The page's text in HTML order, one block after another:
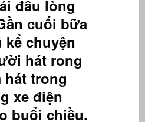
đầu lòng
cuối bữa
kể chuyện
hát rong
hát trong
xe điện
buổi chiều.